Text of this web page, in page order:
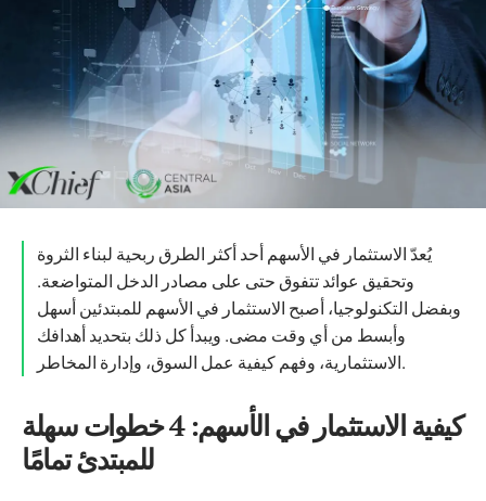
يُعدّ الاستثمار في الأسهم أحد أكثر الطرق ربحية لبناء الثروة
وتحقيق عوائد تتفوق حتى على مصادر الدخل المتواضعة.
وبفضل التكنولوجيا، أصبح الاستثمار في الأسهم للمبتدئين أسهل
وأبسط من أي وقت مضى. ويبدأ كل ذلك بتحديد أهدافك
الاستثمارية، وفهم كيفية عمل السوق، وإدارة المخاطر.
كيفية الاستثمار في الأسهم: 4 خطوات سهلة
للمبتدئ تمامًا